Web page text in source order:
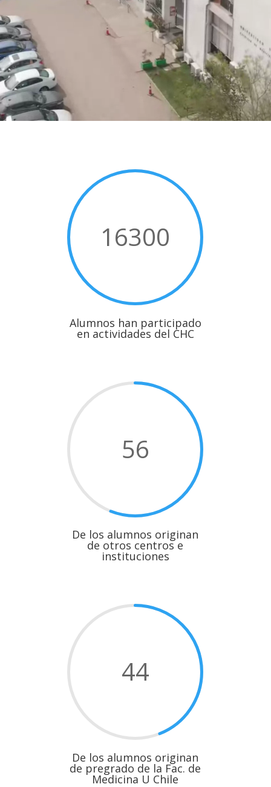
16300
Alumnos han participado
en actividades del CHC
56
De los alumnos originan
de otros centros e
instituciones
44
De los alumnos originan
de pregrado de la Fac. de
Medicina U Chile